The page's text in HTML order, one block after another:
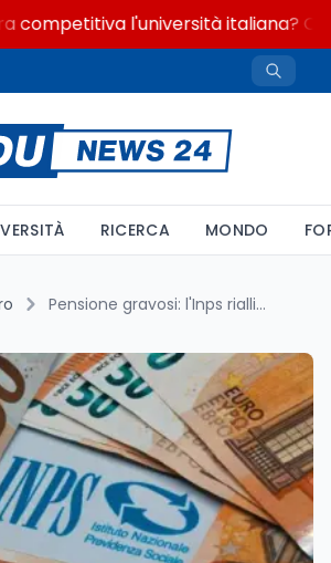
competitiva l'università italiana?
RICERCA MONDO
Pensione gravosi: l'Inps riallinea i codici Istat senza ampliare la platea